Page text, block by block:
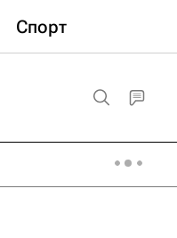
Спорт